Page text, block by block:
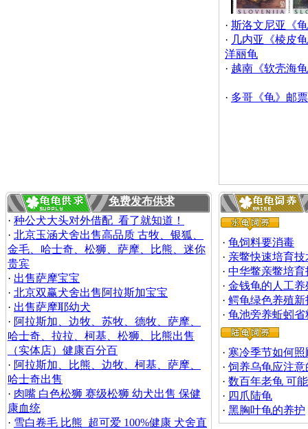
· 斯洛文尼亚《
· 几内亚《棱皮
洋丽龟
· 越南《软壳海
· 多哥《龟》邮票
免费发布供求
· 种公犬大头对外借配 看了就知道！
· 北京玉涵犬舍出售高品质 古牧、银狐、
金毛、哈士奇、松狮、萨摩、比熊、迷你
贵宾
· 出售萨摩宝宝
· 北京双赢犬舍出售阿拉斯加宝宝
· 出售萨摩耶幼犬
· 阿拉斯加、边牧、苏牧、德牧、萨摩、
哈士奇、拉拉、柯基、松狮、比熊出售
（实体店）健康百分百
· 阿拉斯加、比熊、边牧、柯基、萨摩、
哈士奇出售
· 肉嘴 白色松狮 赛级松狮 幼犬出售 保健
康血统
· 雪白卷毛 比熊 超可爱 100%健康 犬舍直
· 龟饲料要消毒
· 亲鳖快速培育技
· 中华鳖亲鳖培育
· 金钱龟的人工养
· 鳄龟绿色养殖新
· 龟池旁养蚯蚓省
· 寒冷季节如何照
· 饲养乌龟应注意
· 数百年老龟 可
· 四爪陆龟
· 黑胸叶龟的养护